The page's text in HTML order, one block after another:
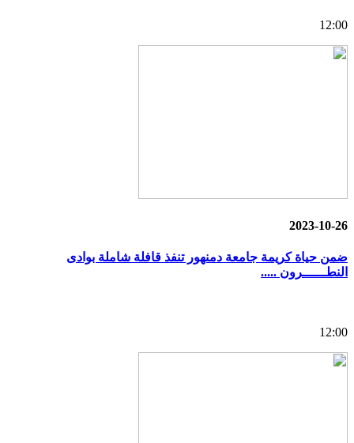
12:00
2023-10-26
ضمن حياة كريمة جامعة دمنهور تنفذ قافلة شاملة بوادى
النطــــــرون .....
12:00